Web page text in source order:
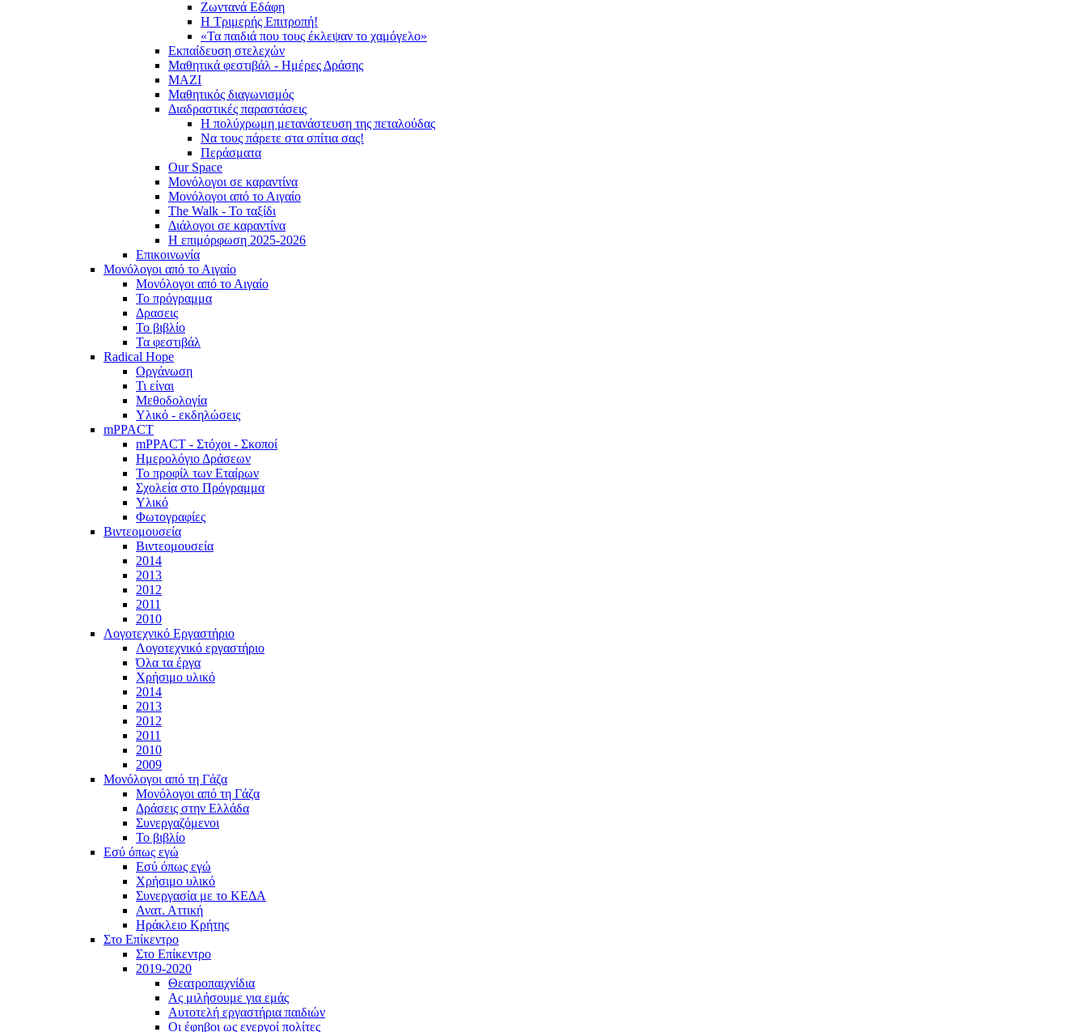
Ζωντανά Εδάφη
Η Τριμερής Επιτροπή!
«Τα παιδιά που τους έκλεψαν το χαμόγελο»
Εκπαίδευση στελεχών
Μαθητικά φεστιβάλ - Ημέρες Δράσης
ΜΑΖΙ
Μαθητικός διαγωνισμός
Διαδραστικές παραστάσεις
Η πολύχρωμη μετανάστευση της πεταλούδας
Να τους πάρετε στα σπίτια σας!
Περάσματα
Our Space
Μονόλογοι σε καραντίνα
Μονόλογοι από το Αιγαίο
The Walk - Το ταξίδι
Διάλογοι σε καραντίνα
Η επιμόρφωση 2025-2026
Επικοινωνία
Μονόλογοι από το Αιγαίο
Μονόλογοι από το Αιγαίο
Το πρόγραμμα
Δρασεις
Το βιβλίο
Τα φεστιβάλ
Radical Hope
Οργάνωση
Τι είναι
Μεθοδολογία
Υλικό - εκδηλώσεις
mPPACT
mPPACT - Στόχοι - Σκοποί
Ημερολόγιο Δράσεων
Το προφίλ των Εταίρων
Σχολεία στο Πρόγραμμα
Υλικό
Φωτογραφίες
Βιντεομουσεία
Βιντεομουσεία
2014
2013
2012
2011
2010
Λογοτεχνικό Εργαστήριο
Λογοτεχνικό εργαστήριο
Όλα τα έργα
Χρήσιμο υλικό
2014
2013
2012
2011
2010
2009
Μονόλογοι από τη Γάζα
Μονόλογοι από τη Γάζα
Δράσεις στην Ελλάδα
Συνεργαζόμενοι
To βιβλίο
Εσύ όπως εγώ
Εσύ όπως εγώ
Χρήσιμο υλικό
Συνεργασία με το ΚΕΔΑ
Ανατ. Αττική
Ηράκλειο Κρήτης
Στο Επίκεντρο
Στο Επίκεντρο
2019-2020
Θεατροπαιχνίδια
Ας μιλήσουμε για εμάς
Αυτοτελή εργαστήρια παιδιών
Οι έφηβοι ως ενεργοί πολίτες